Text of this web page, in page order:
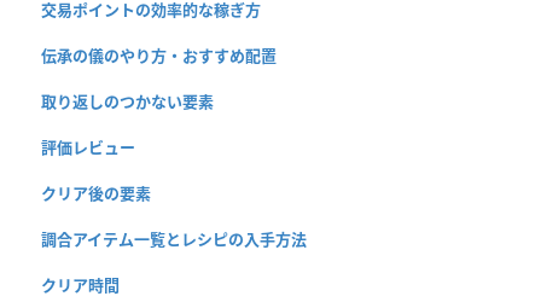
交易ポイントの効率的な稼ぎ方
伝承の儀のやり方・おすすめ配置
取り返しのつかない要素
評価レビュー
クリア後の要素
調合アイテム一覧とレシピの入手方法
クリア時間